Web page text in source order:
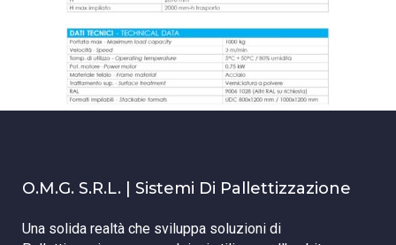
O.M.G. S.r.l. | Sistemi Di Pallettizzazione
Una solida realtà che sviluppa soluzioni di